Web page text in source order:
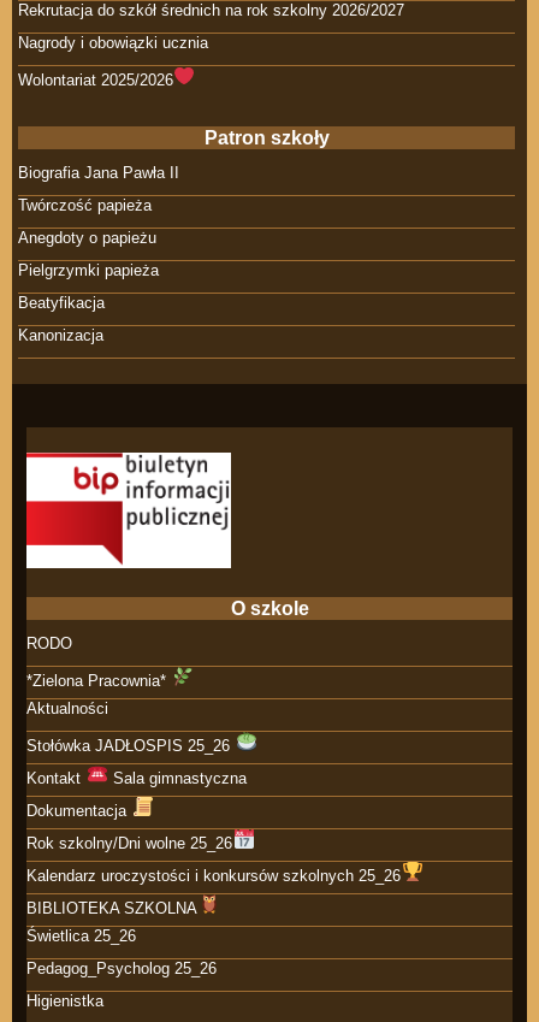
Rekrutacja do szkół średnich na rok szkolny 2026/2027
Nagrody i obowiązki ucznia
Wolontariat 2025/2026
Patron szkoły
Biografia Jana Pawła II
Twórczość papieża
Anegdoty o papieżu
Pielgrzymki papieża
Beatyfikacja
Kanonizacja
O szkole
RODO
*Zielona Pracownia*
Aktualności
Stołówka JADŁOSPIS 25_26
Kontakt
Sala gimnastyczna
Dokumentacja
Rok szkolny/Dni wolne 25_26
Kalendarz uroczystości i konkursów szkolnych 25_26
BIBLIOTEKA SZKOLNA
Świetlica 25_26
Pedagog_Psycholog 25_26
Higienistka